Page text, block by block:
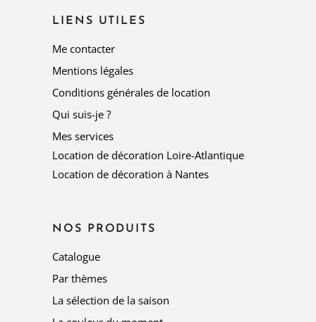
LIENS UTILES
Me contacter
Mentions légales
Conditions générales de location
Qui suis-je ?
Mes services
Location de décoration Loire-Atlantique
Location de décoration à Nantes
NOS PRODUITS
Catalogue
Par thèmes
La sélection de la saison